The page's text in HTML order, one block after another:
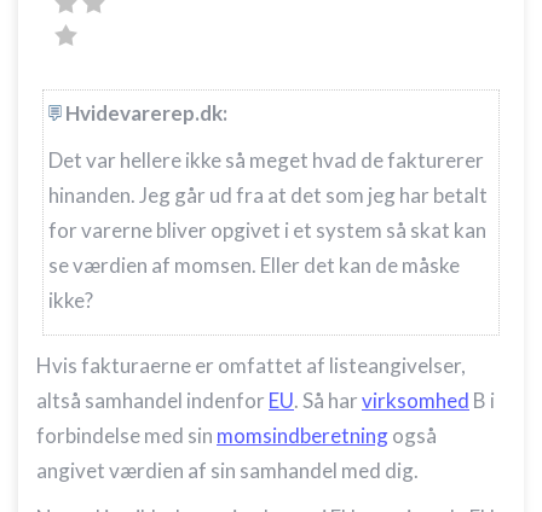
Hvidevarerep.dk:
Det var hellere ikke så meget hvad de fakturerer
hinanden. Jeg går ud fra at det som jeg har betalt
for varerne bliver opgivet i et system så skat kan
se værdien af momsen. Eller det kan de måske
ikke?
Hvis fakturaerne er omfattet af listeangivelser,
altså samhandel indenfor EU. Så harvirksomhed B i
forbindelse med sin momsindberetningogså
angivet værdien af sin samhandel med dig.